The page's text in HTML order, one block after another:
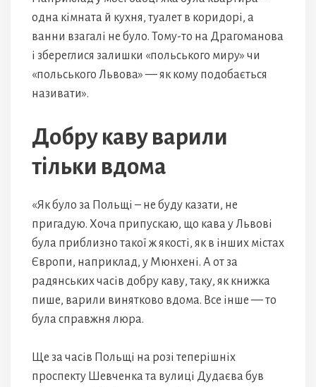
одна кімната й кухня, туалет в коридорі, а
ванни взагалі не було. Тому-то на Драгоманова
і збереглися залишки «польського миру» чи
«польського Львова» — як кому подобається
називати».
Добру каву варили
тільки вдома
«Як було за Польщі – не буду казати, не
пригадую. Хоча припускаю, що кава у Львові
була приблизно такої ж якості, як в інших містах
Європи, наприклад, у Мюнхені. А от за
радянських часів добру каву, таку, як книжка
пише, варили винятково вдома. Все інше — то
була справжня люра.
Ще за часів Польщі на розі теперішніх
проспекту Шевченка та вулиці Дудаєва був